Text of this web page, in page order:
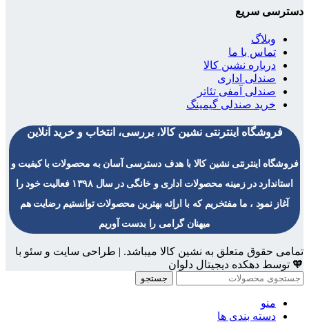
دسترسی سریع
وبلاگ
تماس با ما
درباره نشین کالا
صندلی اداری
صندلی آمفی تئاتر
خرید صندلی گیمینگ
فروشگاه اینترنتی نشین کالا، بررسی، انتخاب و خرید آنلاین
فروشگاه اینترنتی نشین کالا با هدف دسترسی آسان به محصولات با کیفیت و
استاندارد در زمینه محصولات اداری و خانگی در سال ۱۳۹۸ فعالیت خود را
آغاز نمود ، ما مفتخریم که با اراِئه بهترین محصولات توانستیم رضایت هم
میهنان گرامی را بدست آوریم
تمامی حقوق متعلق به نشین کالا میباشد. | طراحی سایت و سئو با
🧡 توسط دهکده دیجیتال دلوان
جستجو
منو
دسته بندی ها